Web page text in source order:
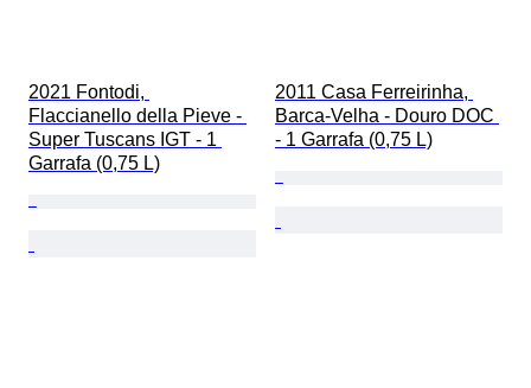
2021 Fontodi,
Flaccianello della Pieve -
Super Tuscans IGT - 1
Garrafa (0,75 L)
2011 Casa Ferreirinha,
Barca-Velha - Douro DOC
- 1 Garrafa (0,75 L)